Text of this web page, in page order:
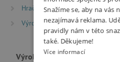
Hračky dle věku
Hry a
Výrobci
Djeco
Výrobce
Snažíme se, aby na vás
nezajímavá reklama.
pravidly nám v této
také. Děkujeme!
Více informací